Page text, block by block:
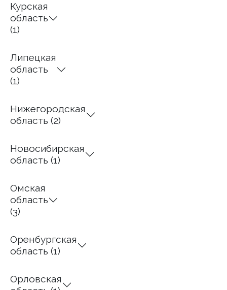
Курская
область
(1)
Липецкая
область
(1)
Нижегородская
область (2)
Новосибирская
область (1)
Омская
область
(3)
Оренбургская
область (1)
Орловская